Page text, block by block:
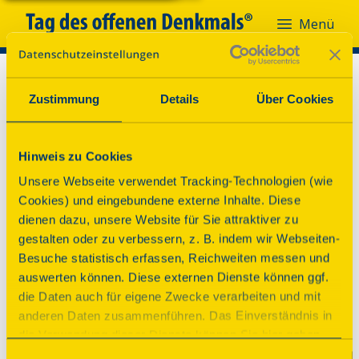
Zustimmung Details Über Cookies
Hinweis zu Cookies
Unsere Webseite verwendet Tracking-Technologien (wie
Cookies) und eingebundene externe Inhalte. Diese
dienen dazu, unsere Website für Sie attraktiver zu
gestalten oder zu verbessern, z. B. indem wir Webseiten-
Besuche statistisch erfassen, Reichweiten messen und
auswerten können. Diese externen Dienste können ggf.
die Daten auch für eigene Zwecke verarbeiten und mit
anderen Daten zusammenführen. Das Einverständnis in
die Verwendung dieser Dienste können Sie hier geben.
Menü